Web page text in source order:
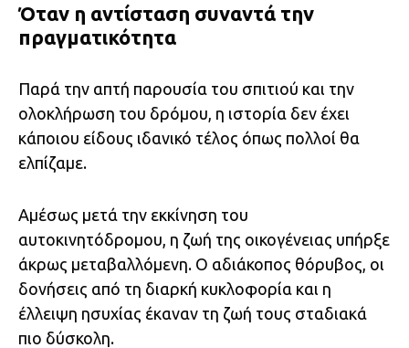
Όταν η αντίσταση συναντά την
πραγματικότητα
Παρά την απτή παρουσία του σπιτιού και την
ολοκλήρωση του δρόμου, η ιστορία δεν έχει
κάποιου είδους ιδανικό τέλος όπως πολλοί θα
ελπίζαμε.
Αμέσως μετά την εκκίνηση του
αυτοκινητόδρομου, η ζωή της οικογένειας υπήρξε
άκρως μεταβαλλόμενη. Ο αδιάκοπος θόρυβος, οι
δονήσεις από τη διαρκή κυκλοφορία και η
έλλειψη ησυχίας έκαναν τη ζωή τους σταδιακά
πιο δύσκολη.